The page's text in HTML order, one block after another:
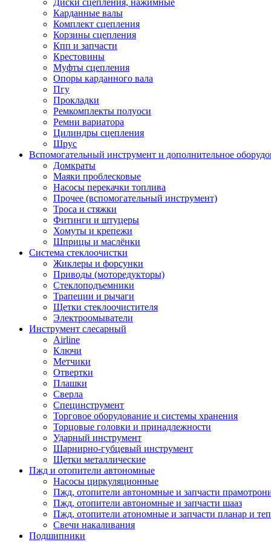
Диски сцепления, нажимные
Карданные валы
Комплект сцепления
Корзины сцепления
Кпп и запчасти
Крестовины
Муфты сцепления
Опоры карданного вала
Пгу
Прокладки
Ремкомплекты полуоси
Ремни вариатора
Цилиндры сцепления
Шрус
Вспомогательный инструмент и дополнительное
Домкраты
Маяки проблесковые
Насосы перекачки топлива
Прочее (вспомогательный инструмент)
Троса и стяжки
Фитинги и штуцеры
Хомуты и крепежи
Шприцы и маслёнки
Система стеклоочистки
Жиклеры и форсунки
Приводы (моторедукторы)
Стеклоподъемники
Трапеции и рычаги
Щетки стеклоочистителя
Электроомыватели
Инструмент слесарный
Airline
Ключи
Метчики
Отвертки
Плашки
Сверла
Специнструмент
Торговое оборудование и системы хранения
Торцовые головки и принадлежности
Ударный инструмент
Шарнирно-губцевый инструмент
Щетки металлические
Пжд и отопители автономные
Насосы циркуляционные
Пжд, отопители автономные и запчасти
Пжд, отопители автономные и запчасти шааз
Пжд, отопители атономные и запчасти планар и
Свечи накаливания
Подшипники